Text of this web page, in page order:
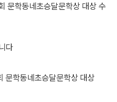
문학동네초승달문학상 대상 수
다
문학동네초승달문학상 대상